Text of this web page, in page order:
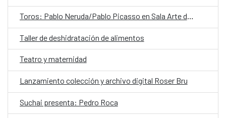
Toros: Pablo Neruda/Pablo Picasso en Sala Arte de AIEP
Taller de deshidratación de alimentos
Teatro y maternidad
Lanzamiento colección y archivo digital Roser Bru
Suchai presenta: Pedro Roca